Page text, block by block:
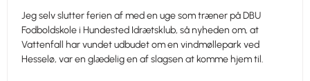
Jeg selv slutter ferien af med en uge som træner på DBU
Fodboldskole i Hundested Idrætsklub, så nyheden om, at
Vattenfall har vundet udbudet om en vindmøllepark ved
Hesselø, var en glædelig en af slagsen at komme hjem til.